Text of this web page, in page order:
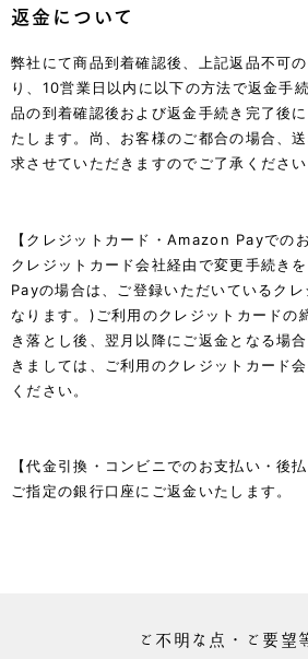
返金について
弊社にて商品到着確認後、上記返品不可
り、10営業日以内に以下の方法で返金手
品の到着確認後および返金手続き完了後
たします。 尚、お客様のご都合の場合、
求させていただきますのでご了承ください
【クレジットカード・Amazon Payでの
クレジットカード会社経由で変更手続き
Payの場合は、ご登録いただいているク
なります。)ご利用のクレジットカードの
き落とし後、翌月以降にご返金となる場
きましては、ご利用のクレジットカード
ください。
【代金引換・コンビニでのお支払い・後払
ご指定の銀行口座にご返金いたします。
ご不明な点・ご要望